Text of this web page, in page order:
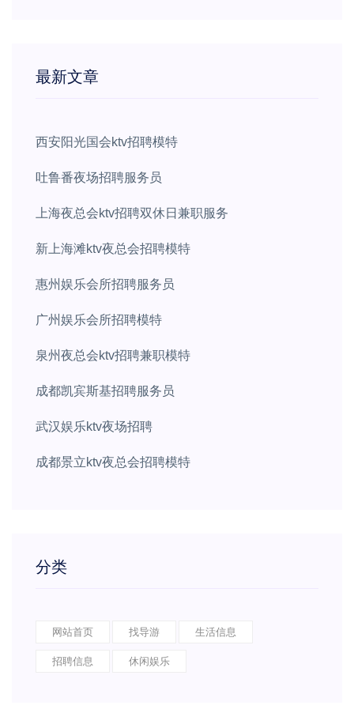
最新文章
西安阳光国会ktv招聘模特
吐鲁番夜场招聘服务员
上海夜总会ktv招聘双休日兼职服务
新上海滩ktv夜总会招聘模特
惠州娱乐会所招聘服务员
广州娱乐会所招聘模特
泉州夜总会ktv招聘兼职模特
成都凯宾斯基招聘服务员
武汉娱乐ktv夜场招聘
成都景立ktv夜总会招聘模特
分类
网站首页 找导游 生活信息
招聘信息 休闲娱乐